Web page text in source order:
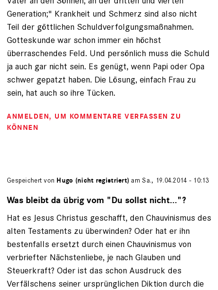
Generation;" Krankheit und Schmerz sind also nicht
Teil der göttlichen Schuldverfolgungsmaßnahmen.
Gotteskunde war schon immer ein höchst
überraschendes Feld. Und persönlich muss die Schuld
ja auch gar nicht sein. Es genügt, wenn Papi oder Opa
schwer gepatzt haben. Die Lösung, einfach Frau zu
sein, hat auch so ihre Tücken.
ANMELDEN, UM KOMMENTARE VERFASSEN ZU
KÖNNEN
Gespeichert von Hugo (nicht registriert) am Sa., 19.04.2014 - 10:13
Was bleibt da übrig vom "Du sollst nicht..."?
Hat es Jesus Christus geschafft, den Chauvinismus des
alten Testaments zu überwinden? Oder hat er ihn
bestenfalls ersetzt durch einen Chauvinismus von
verbriefter Nächstenliebe, je nach Glauben und
Steuerkraft? Oder ist das schon Ausdruck des
Verfälschens seiner ursprünglichen Diktion durch die